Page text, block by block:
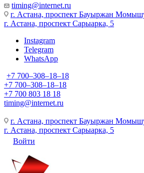
timing@internet.ru
г. Астана, проспект Бауыржан
г. Астана, проспект Сарыарка, 5
Instagram
Telegram
WhatsApp
+7 700‒308‒18‒18
+7 700‒308‒18‒18
+7 700 803 18 18
timing@internet.ru
г. Астана, проспект Бауыржан
г. Астана, проспект Сарыарка, 5
Войти